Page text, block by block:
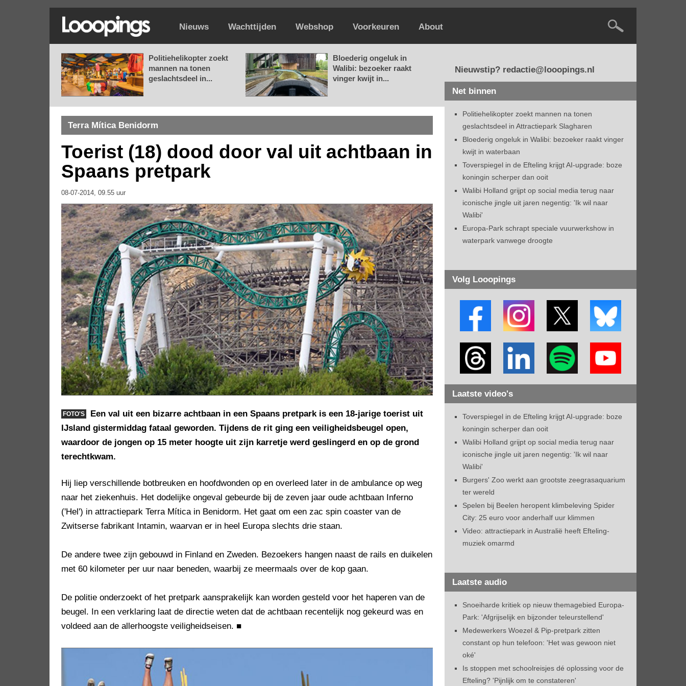
Nieuws Wachttijden Webshop Voorkeuren About
Politiehelikopter zoekt
mannen na tonen
geslachtsdeel in...
Bloederig ongeluk in
Walibi: bezoeker raakt
vinger kwijt in...
Terra Mítica Benidorm
Toerist (18) dood door val uit achtbaan in
Spaans pretpark
08-07-2014, 09.55 uur
FOTO'S
Een val uit een bizarre achtbaan in een Spaans pretpark is een 18-jarige toerist uit
IJsland gistermiddag fataal geworden. Tijdens de rit ging een veiligheidsbeugel open,
waardoor de jongen op 15 meter hoogte uit zijn karretje werd geslingerd en op de grond
terechtkwam.
Hij liep verschillende botbreuken en hoofdwonden op en overleed later in de ambulance op weg
naar het ziekenhuis. Het dodelijke ongeval gebeurde bij de zeven jaar oude achtbaan Inferno
('Hel') in attractiepark Terra Mítica in Benidorm. Het gaat om een zac spin coaster van de
Zwitserse fabrikant Intamin, waarvan er in heel Europa slechts drie staan.
De andere twee zijn gebouwd in Finland en Zweden. Bezoekers hangen naast de rails en duikelen
met 60 kilometer per uur naar beneden, waarbij ze meermaals over de kop gaan.
De politie onderzoekt of het pretpark aansprakelijk kan worden gesteld voor het haperen van de
beugel. In een verklaring laat de directie weten dat de achtbaan recentelijk nog gekeurd was en
voldeed aan de allerhoogste veiligheidseisen. ■
Nieuwstip? redactie@looopings.nl
Net binnen
Politiehelikopter zoekt mannen na tonen
geslachtsdeel in Attractiepark Slagharen
Bloederig ongeluk in Walibi: bezoeker raakt vinger
kwijt in waterbaan
Toverspiegel in de Efteling krijgt AI-upgrade: boze
koningin scherper dan ooit
Walibi Holland grijpt op social media terug naar
iconische jingle uit jaren negentig: 'Ik wil naar
Walibi'
Europa-Park schrapt speciale vuurwerkshow in
waterpark vanwege droogte
Volg Looopings
Laatste video's
Toverspiegel in de Efteling krijgt AI-upgrade: boze
koningin scherper dan ooit
Walibi Holland grijpt op social media terug naar
iconische jingle uit jaren negentig: 'Ik wil naar
Walibi'
Burgers' Zoo werkt aan grootste zeegrasaquarium
ter wereld
Spelen bij Beelen heropent klimbeleving Spider
City: 25 euro voor anderhalf uur klimmen
Video: attractiepark in Australië heeft Efteling-
muziek omarmd
Laatste audio
Snoeiharde kritiek op nieuw themagebied Europa-
Park: 'Afgrijselijk en bijzonder teleurstellend'
Medewerkers Woezel & Pip-pretpark zitten
constant op hun telefoon: 'Het was gewoon niet
oké'
Is stoppen met schoolreisjes dé oplossing voor de
Efteling? 'Pijnlijk om te constateren'